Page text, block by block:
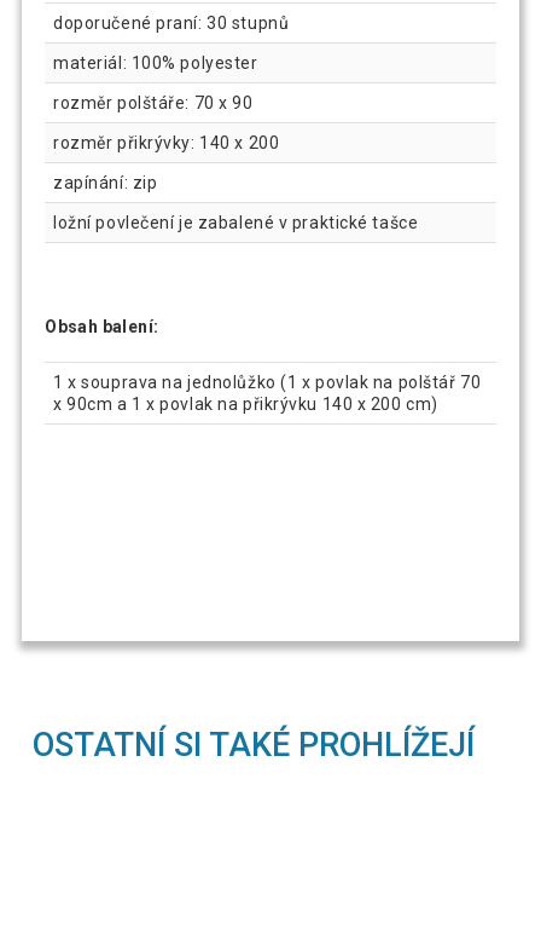
doporučené praní: 30 stupnů
materiál: 100% polyester
rozměr polštáře: 70 x 90
rozměr přikrývky: 140 x 200
zapínání: zip
ložní povlečení je zabalené v praktické tašce
Obsah balení:
1 x souprava na jednolůžko (1 x povlak na polštář 70
x 90cm a 1 x povlak na přikrývku 140 x 200 cm)
OSTATNÍ SI TAKÉ PROHLÍŽEJÍ